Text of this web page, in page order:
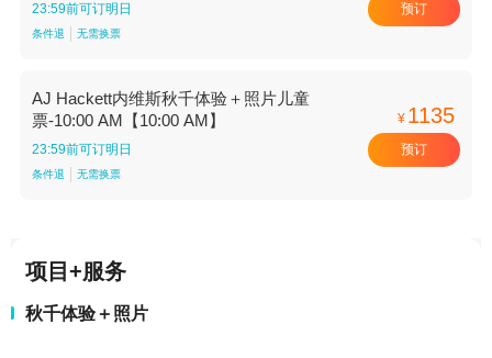
23:59前可订明日
条件退 无需换票
预订
AJ Hackett内维斯秋千体验＋照片儿童
票-10:00 AM【10:00 AM】
23:59前可订明日
条件退 无需换票
¥ 1135
预订
项目+服务
秋千体验＋照片